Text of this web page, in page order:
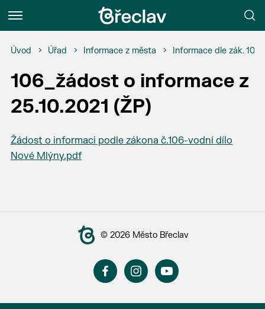
Menu
Úvod Úřad Informace z města Informace dle zák.
106_žádost o informace z
25.10.2021 (ŽP)
Žádost o informaci podle zákona č.106-vodní dílo
Nové Mlýny.pdf
© 2026 Město Břeclav